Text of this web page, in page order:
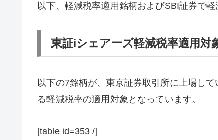
以下、軽減税率適用銘柄およびSBI証券で
東証iシェアーズ軽減税率適用対
以下の7銘柄が、東京証券取引所に上場し
る軽減税率の適用対象となっています。
[table id=353 /]